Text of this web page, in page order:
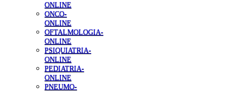
ONLINE
ONCO-
ONLINE
OFTALMOLOGIA-
ONLINE
PSIQUIATRIA-
ONLINE
PEDIATRIA-
ONLINE
PNEUMO-